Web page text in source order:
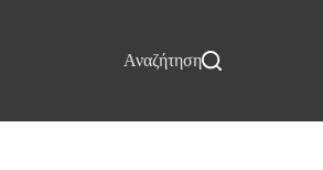
ΕπικοινωνίαΑναζήτηση